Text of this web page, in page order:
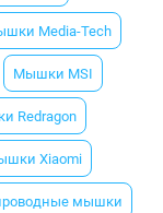
Media-Tech
Мышки MSI
Redragon
Xiaomi
мышки